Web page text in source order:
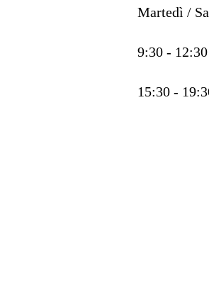
Martedì /
9:30 - 12:30
15:30 -